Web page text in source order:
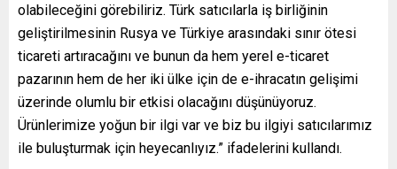
olabileceğini görebiliriz. Türk satıcılarla iş birliğinin
geliştirilmesinin Rusya ve Türkiye arasındaki sınır ötesi
ticareti artıracağını ve bunun da hem yerel e-ticaret
pazarının hem de her iki ülke için de e-ihracatın gelişimi
üzerinde olumlu bir etkisi olacağını düşünüyoruz.
Ürünlerimize yoğun bir ilgi var ve biz bu ilgiyi satıcılarımız
ile buluşturmak için heyecanlıyız.” ifadelerini kullandı.